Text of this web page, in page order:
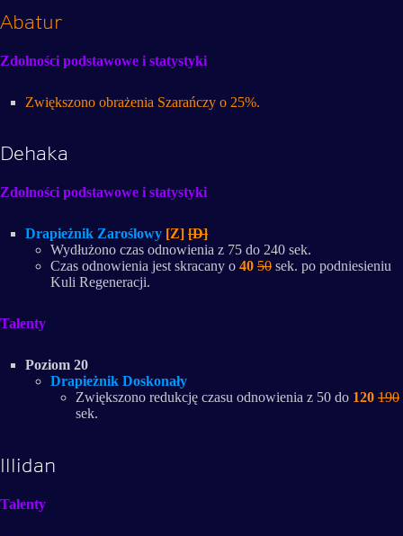
Abatur
Zdolności podstawowe i statystyki
Zwiększono obrażenia Szarańczy o 25%.
Dehaka
Zdolności podstawowe i statystyki
Drapieżnik Zaroślowy [Z] [D]
Wydłużono czas odnowienia z 75 do 240 sek.
Czas odnowienia jest skracany o 40 50 sek. po podniesieniu
Kuli Regeneracji.
Talenty
Poziom 20
Drapieżnik Doskonały
Zwiększono redukcję czasu odnowienia z 50 do 120 190
sek.
Illidan
Talenty